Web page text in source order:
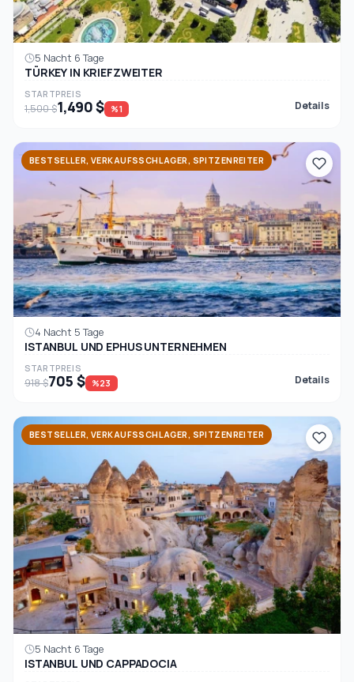
5 Nacht 6 Tage
TÜRKEY IN KRIEFZWEITER
STARTPREIS
1,500 $1,490 $ %1 Details
BESTSELLER, VERKAUFSSCHLAGER, SPITZENREITER
4 Nacht 5 Tage
ISTANBUL UND EPHUS UNTERNEHMEN
STARTPREIS
918 $705 $ %23 Details
BESTSELLER, VERKAUFSSCHLAGER, SPITZENREITER
5 Nacht 6 Tage
ISTANBUL UND CAPPADOCIA